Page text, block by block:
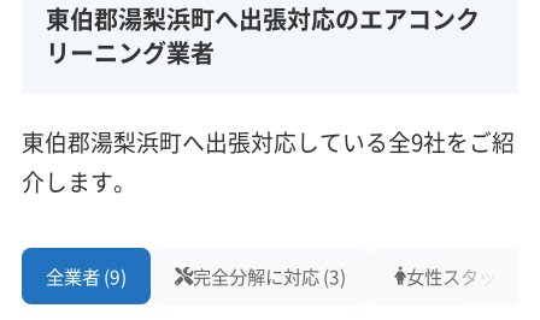
東伯郡湯梨浜町へ出張対応のエアコンク
リーニング業者
東伯郡湯梨浜町へ出張対応している全9社をご紹
介します。
全業者 (9) 完全分解に対応 (3) 女性スタッフ在